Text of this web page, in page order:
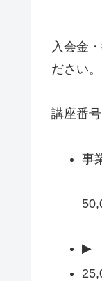
入会金
ださい。
講座番
事
▶